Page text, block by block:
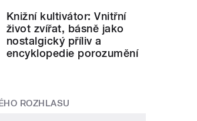
Knižní kultivátor: Vnitřní
život zvířat, básně jako
nostalgický příliv a
encyklopedie porozumění
ROZHLASU